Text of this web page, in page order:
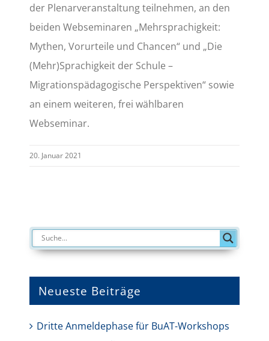
der Plenarveranstaltung teilnehmen, an den
beiden Webseminaren „Mehrsprachigkeit:
Mythen, Vorurteile und Chancen“ und „Die
(Mehr)Sprachigkeit der Schule –
Migrationspädagogische Perspektiven“ sowie
an einem weiteren, frei wählbaren
Webseminar.
20. Januar 2021
Neueste Beiträge
Dritte Anmeldephase für BuAT-Workshops